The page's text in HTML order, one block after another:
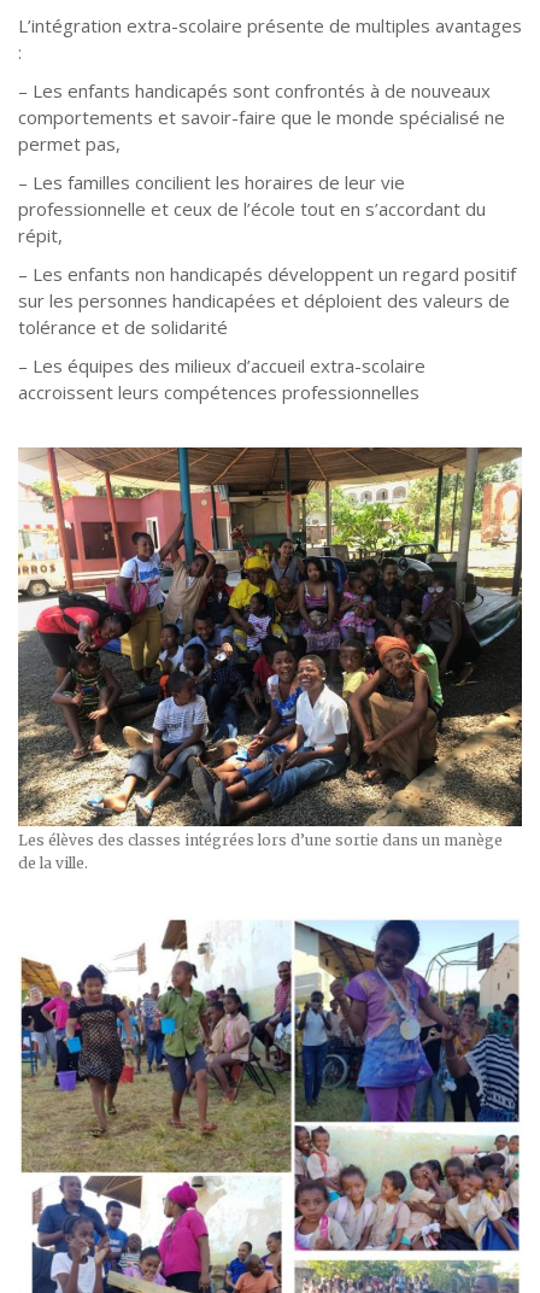
L’intégration extra-scolaire présente de multiples avantages
:
– Les enfants handicapés sont confrontés à de nouveaux
comportements et savoir-faire que le monde spécialisé ne
permet pas,
– Les familles concilient les horaires de leur vie
professionnelle et ceux de l’école tout en s’accordant du
répit,
– Les enfants non handicapés développent un regard positif
sur les personnes handicapées et déploient des valeurs de
tolérance et de solidarité
– Les équipes des milieux d’accueil extra-scolaire
accroissent leurs compétences professionnelles
Les élèves des classes intégrées lors d’une sortie dans un manège
de la ville.